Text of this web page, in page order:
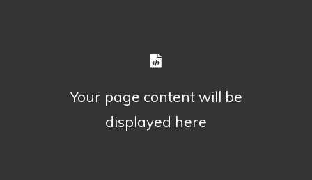
Your page content will be
displayed here